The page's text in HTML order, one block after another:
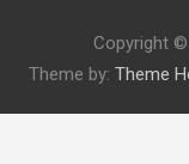
Copyright
Theme by: Theme